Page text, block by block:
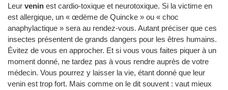
Leur venin est cardio-toxique et neurotoxique. Si la victime en
est allergique, un « œdème de Quincke » ou « choc
anaphylactique » sera au rendez-vous. Autant préciser que ces
insectes présentent de grands dangers pour les êtres humains.
Évitez de vous en approcher. Et si vous vous faites piquer à un
moment donné, ne tardez pas à vous rendre auprès de votre
médecin. Vous pourrez y laisser la vie, étant donné que leur
venin est trop fort. Mais comme on le dit souvent : vaut mieux